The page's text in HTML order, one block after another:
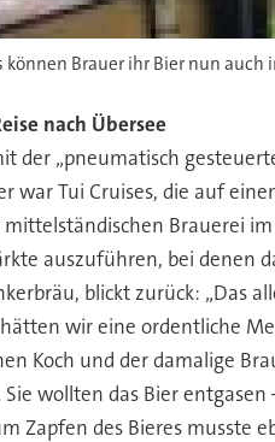
Brauer ihr Bier nun
nach Übersee
der „pneumatisch
war Tui Cruises, die auf
Brauerei
auszuführen, bei denen
blickt zurück: „Das
wir eine ordentliche
Koch und der damalige
wollten das Bier
Zapfen des Bieres musste